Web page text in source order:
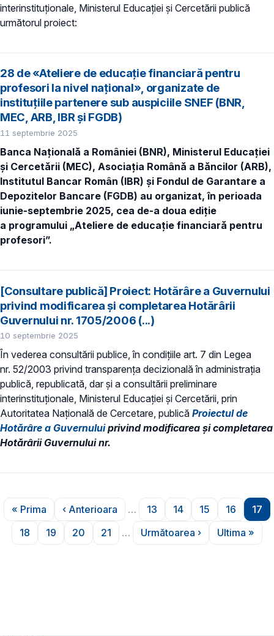
interinstituționale, Ministerul Educaţiei și Cercetării publică
următorul proiect:
28 de «Ateliere de educație financiară pentru
profesori la nivel național», organizate de
instituțiile partenere sub auspiciile SNEF (BNR,
MEC, ARB, IBR și FGDB)
11 septembrie 2025
Banca Națională a României (BNR), Ministerul Educației
și Cercetării (MEC), Asociația Română a Băncilor (ARB),
Institutul Bancar Român (IBR) și Fondul de Garantare a
Depozitelor Bancare (FGDB) au organizat, în perioada
iunie-septembrie 2025, cea de-a doua ediție
a programului „Ateliere de educație financiară pentru
profesori”.
[Consultare publică] Proiect: Hotărâre a Guvernului
privind modificarea și completarea Hotărârii
Guvernului nr. 1705/2006 (...)
10 septembrie 2025
În vederea consultării publice, în condiţiile art. 7 din Legea
nr. 52/2003 privind transparenţa decizională în administraţia
publică, republicată, dar și a consultării preliminare
interinstituționale, Ministerul Educaţiei și Cercetării, prin
Autoritatea Națională de Cercetare, publică Proiectul de
Hotărâre a Guvernuluiprivind modificarea și completarea
Hotărârii Guvernului nr.
Paginare
Prima pagină
« Prima
Pagina anterioară
‹ Anterioara …
Pagina
13
Pagina
14
Pagina
15
Pagina
16 17
Pagina
18
Pagina
19
Pagina
20
Pagina
21 …
Pagina următoare
Următoarea ›
Ultima
Ultima »